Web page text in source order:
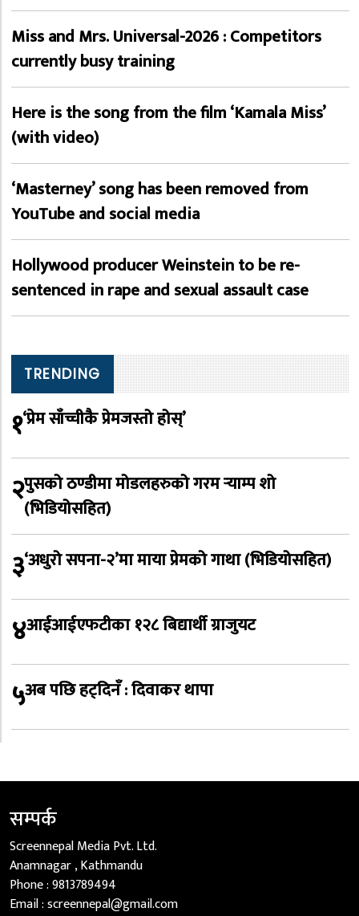
Miss and Mrs. Universal-2026 : Competitors
currently busy training
Here is the song from the film ‘Kamala Miss’
(with video)
‘Masterney’ song has been removed from
YouTube and social media
Hollywood producer Weinstein to be re-
sentenced in rape and sexual assault case
TRENDING
१‘प्रेम साँच्चीकै प्रेमजस्तो होस्’
२पुसको ठण्डीमा मोडलहरुको गरम र्‍याम्प शो
(भिडियोसहित)
३‘अधुरो सपना-२’मा माया प्रेमको गाथा (भिडियोसहित)
४आईआईएफटीका १२८ बिद्यार्थी ग्राजुयट
५अब पछि हट्दिनँ : दिवाकर थापा
सम्पर्क
Screennepal Media Pvt. Ltd.
Anamnagar , Kathmandu
Phone :9813789494
Email :screennepal@gmail.com